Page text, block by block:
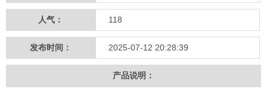
人气： 118
发布时间： 2025-07-12 20:28:39
产品说明：